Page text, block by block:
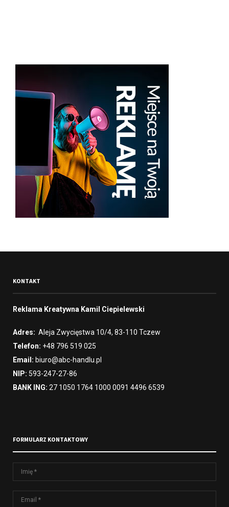
KONTAKT
Reklama Kreatywna Kamil Ciepielewski
Adres: Aleja Zwycięstwa 10/4, 83-110 Tczew
Telefon: +48 796 519 025
Email: biuro@abc-handlu.pl
NIP: 593-247-27-86
BANK ING: 27 1050 1764 1000 0091 4496 6539
FORMULARZ KONTAKTOWY